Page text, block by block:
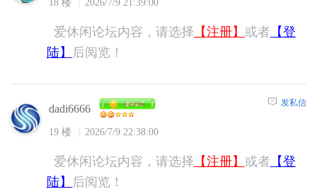
爱休闲论坛内容，请选择 【注册】 或者 【登
陆】
后阅览！
dadi6666
19 楼 2026/7/9 22:38:00
发私信
爱休闲论坛内容，请选择 【注册】 或者 【登
陆】
后阅览！